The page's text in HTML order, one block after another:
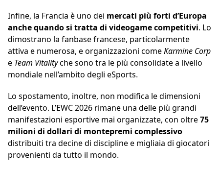
Infine, la Francia è uno dei mercati più forti d’Europa
anche quando si tratta di videogame competitivi. Lo
dimostrano la fanbase francese, particolarmente
attiva e numerosa, e organizzazioni comeKarmine Corp
e Team Vitalityche sono tra le più consolidate a livello
mondiale nell’ambito degli eSports.
Lo spostamento, inoltre, non modifica le dimensioni
dell’evento. L’EWC 2026 rimane una delle più grandi
manifestazioni esportive mai organizzate, con oltre75
milioni di dollari di montepremi complessivo
distribuiti tra decine di discipline e migliaia di giocatori
provenienti da tutto il mondo.